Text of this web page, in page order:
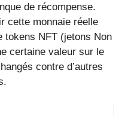
de récompense.
cette monnaie réelle
tokens NFT (jetons Non
certaine valeur sur le
contre d’autres